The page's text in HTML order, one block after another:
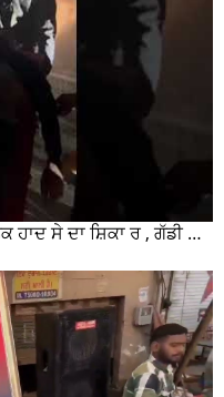
ਗੜਦੀਵਾਲਾ ਵਿਖੇ ਬੁਜ਼ੁਰਗ ਹੋਇਆ ਭਿਆ.ਨਕ ਹਾਦ ਸੇ ਦਾ ਸ਼ਿਕਾ ਰ , ਗੱਡੀ ਸਵਾਰ ਮੌਕੇ ਤੋ ਫਰਾਰ